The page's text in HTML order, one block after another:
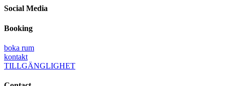
Social Media
Booking
boka rum
kontakt
TILLGÄNGLIGHET